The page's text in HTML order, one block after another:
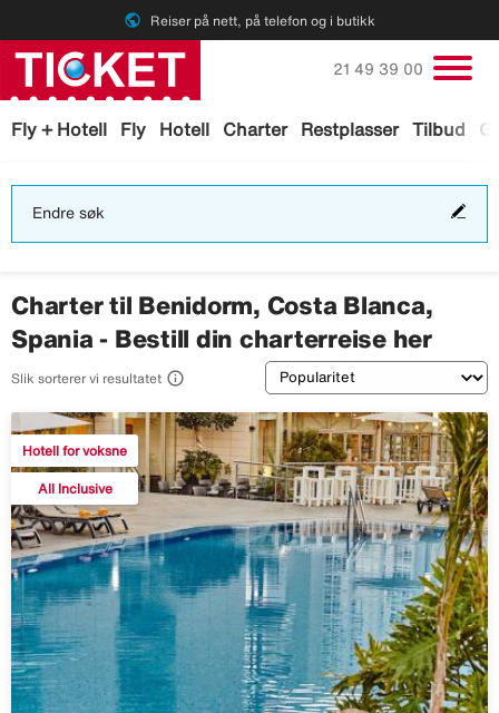
public Reiser på nett, på telefon og i butikk
Fly + Hotell Fly Hotell Charter Restplasser Tilbud
Ring oss på
21 49 39 00
Endre søk
Charter til Benidorm, Costa Blanca,
Spania - Bestill din charterreise her
Slik sorterer vi resultatet  Sortering
Hotell for voksne
All Inclusive